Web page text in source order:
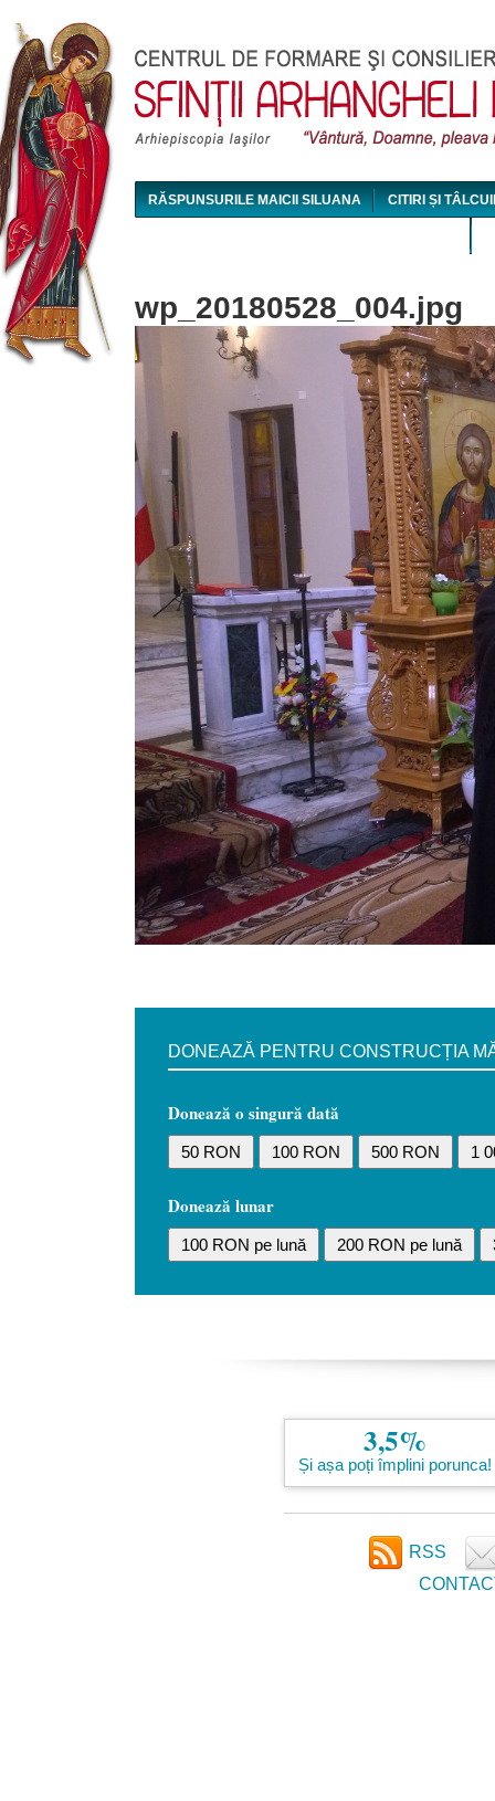
RĂSPUNSURILE MAICII SILUANA CITIRI ȘI
wp_20180528_004.jpg
DONEAZĂ PENTRU CONSTRUCȚIA
Donează o singură dată
50 RON 100 RON 500 RON 1
Donează lunar
100 RON pe lună 200 RON pe lună
3,5%
Și așa poți împlini porunca!
RSS